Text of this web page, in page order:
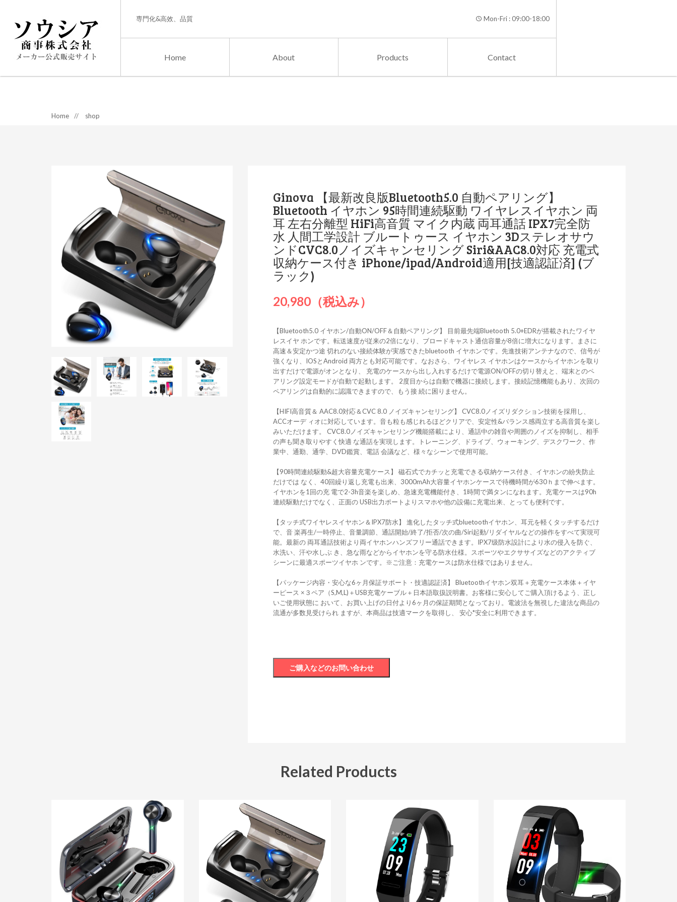
専門化&高效、品質 Mon-Fri : 09:00-18:00
Home About Products Contact
Home // shop
Ginova 【最新改良版Bluetooth5.0 自動ペアリング】
Bluetooth イヤホン 95時間連続駆動 ワイヤレスイヤホン 両
耳 左右分離型 HiFi高音質 マイク内蔵 両耳通話 IPX7完全防
水 人間工学設計 ブルートゥース イヤホン 3Dステレオサウ
ンドCVC8.0ノイズキャンセリング Siri&AAC8.0対応 充電式
収納ケース付き iPhone/ipad/Android適用[技適認証済] (ブ
ラック)
20,980（税込み）
【Bluetooth5.0 イヤホン/自動ON/OFF＆自動ペアリング】 目前最先端Bluetooth 5.0+EDRが搭載されたワイヤ
レスイヤ ホンです。転送速度が従来の2倍になり、ブロードキャスト通信容量が8倍に増大になります。まさに
高速＆安定かつ途 切れのない接続体験が実感できたbluetooth イヤホンです。先進技術アンテナなので、信号が
強くなり、IOSとAndroid 両方とも対応可能です。なおさら、ワイヤレス イヤホンはケースからイヤホンを取り
出すだけで電源がオンとなり、 充電のケースから出し入れするだけで電源ON/OFFの切り替えと、端末とのペ
アリング設定モードが自動で起動します。 2度目からは自動で機器に接続します。接続記憶機能もあり、次回の
ペアリングは自動的に認識できますので、もう接 続に困りません。
【HIFI高音質＆ AAC8.0対応＆CVC 8.0 ノイズキャンセリング】 CVC8.0ノイズリダクション技術を採用し、
ACCオーデ ィオに対応しています。音も粒も感じれるほどクリアで、安定性&バランス感両立する高音質を楽し
みいただけます。 CVC8.0ノイズキャンセリング機能搭載により、通話中の雑音や周囲のノイズを抑制し、相手
の声も聞き取りやすく快適 な通話を実現します。トレーニング、ドライブ、ウォーキング、デスクワーク、作
業中、通勤、通学、DVD鑑賞、電話 会議など、様々なシーンで使用可能。
【90時間連続駆動&超大容量充電ケース】 磁石式でカチッと充電できる収納ケース付き、イヤホンの紛失防止
だけでは なく、40回繰り返し充電も出来、3000mAh大容量イヤホンケースで待機時間が630ｈまで伸べます。
イヤホンを1回の充 電で2-3h音楽を楽しめ、急速充電機能付き、1時間で満タンになれます。充電ケースは90h
連続駆動だけでなく、正面の USB出力ポートよりスマホや他の設備に充電出来、とっても便利です。
【タッチ式ワイヤレスイヤホン＆IPX7防水】 進化したタッチ式bluetoothイヤホン、耳元を軽くタッチするだけ
で、音 楽再生/一時停止、音量調節、通話開始/終了/拒否/次の曲/Siri起動/リダイヤルなどの操作をすべて実現可
能。最新の 両耳通話技術より両イヤホンハンズフリー通話できます。IPX7级防水設計により水の侵入を防ぐ、
水洗い、汗や水しぶ き、急な雨などからイヤホンを守る防水仕様。スポーツやエクササイズなどのアクティブ
シーンに最適スポーツイヤホ ンです。※ご注意：充電ケースは防水仕様ではありません。
【パッケージ内容・安心な6ヶ月保証サポート・技適認証済】 Bluetoothイヤホン双耳＋充電ケース本体＋イヤ
ーピース ×３ペア（S,M,L)＋USB充電ケーブル＋日本語取扱説明書。お客様に安心してご購入頂けるよう、正し
いご使用状態に おいて、お買い上げの日付より6ヶ月の保証期間となっており。電波法を無視した違法な商品の
流通が多数見受けられ ますが、本商品は技適マークを取得し、 安心*安全に利用できます。
Related Products